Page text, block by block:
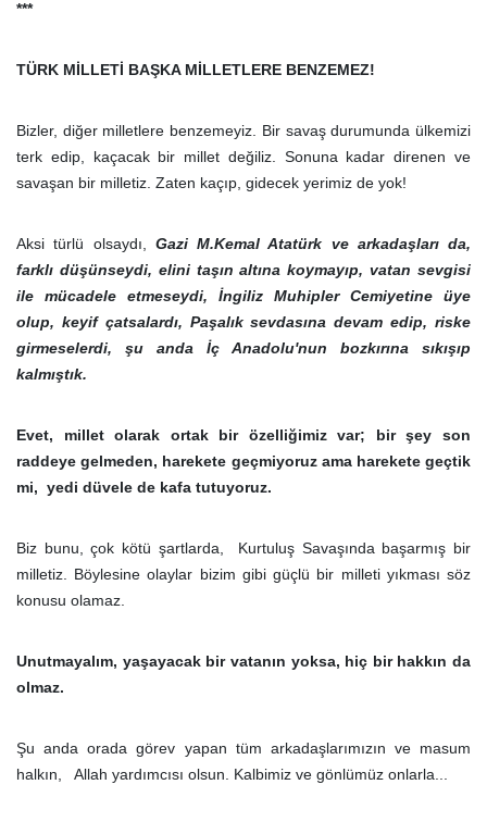
***
TÜRK MİLLETİ BAŞKA MİLLETLERE BENZEMEZ!
Bizler, diğer milletlere benzemeyiz. Bir savaş durumunda ülkemizi
terk edip, kaçacak bir millet değiliz. Sonuna kadar direnen ve
savaşan bir milletiz. Zaten kaçıp, gidecek yerimiz de yok!
Aksi türlü olsaydı, Gazi M.Kemal Atatürk ve arkadaşları da,
farklı düşünseydi, elini taşın altına koymayıp, vatan sevgisi
ile mücadele etmeseydi, İngiliz Muhipler Cemiyetine üye
olup, keyif çatsalardı, Paşalık sevdasına devam edip, riske
girmeselerdi, şu anda İç Anadolu'nun bozkırına sıkışıp
kalmıştık.
Evet, millet olarak ortak bir özelliğimiz var; bir şey son
raddeye gelmeden, harekete geçmiyoruz ama harekete geçtik
mi, yedi düvele de kafa tutuyoruz.
Biz bunu, çok kötü şartlarda, Kurtuluş Savaşında başarmış bir
milletiz. Böylesine olaylar bizim gibi güçlü bir milleti yıkması söz
konusu olamaz.
Unutmayalım, yaşayacak bir vatanın yoksa, hiç bir hakkın da
olmaz.
Şu anda orada görev yapan tüm arkadaşlarımızın ve masum
halkın, Allah yardımcısı olsun. Kalbimiz ve gönlümüz onlarla...